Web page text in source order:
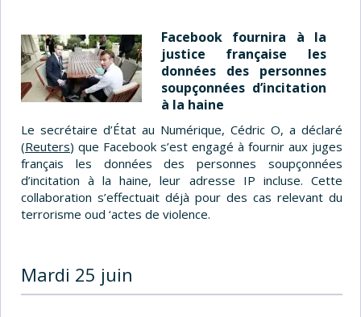
Facebook fournira à la
justice française les
données des personnes
soupçonnées d’incitation
à la haine
Le secrétaire d’État au Numérique, Cédric O, a déclaré
(Reuters) que Facebook s’est engagé à fournir aux juges
français les données des personnes soupçonnées
d’incitation à la haine, leur adresse IP incluse. Cette
collaboration s’effectuait déjà pour des cas relevant du
terrorisme oud ‘actes de violence.
Mardi 25 juin